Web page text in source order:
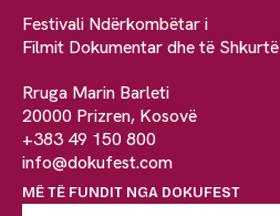
Festivali Ndërkombëtar i
Filmit Dokumentar dhe të Shkurtë
Rruga Marin Barleti
20000 Prizren, Kosovë
+383 49 150 800
info@dokufest.com
MË TË FUNDIT NGA DOKUFEST